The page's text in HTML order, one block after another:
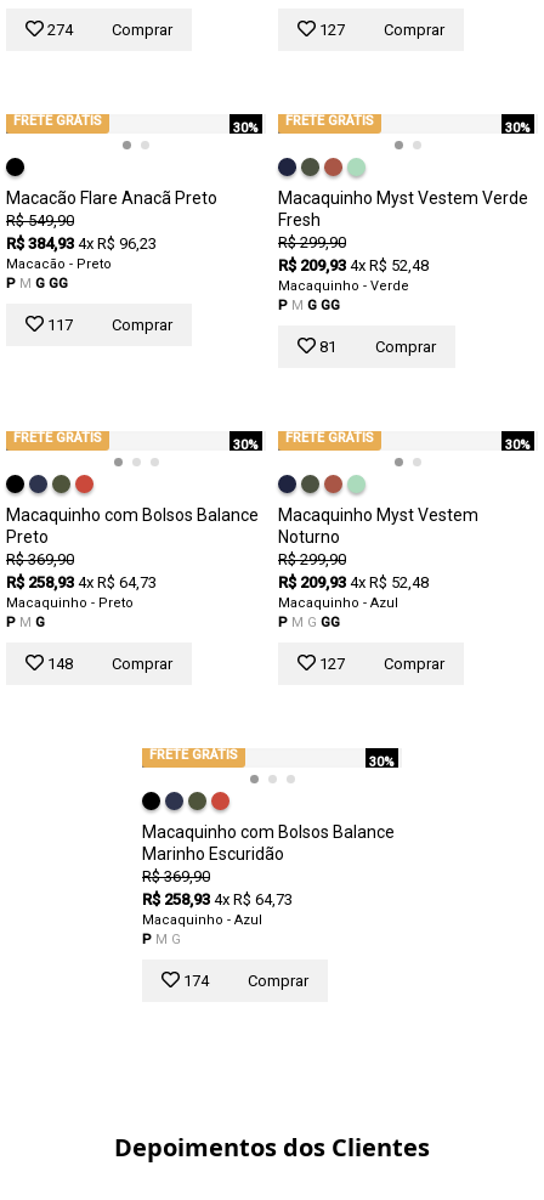
274 Comprar 127 Comprar
30%
FRETE GRÁTIS
Macacão Flare Anacã Preto
R$ 549,90
R$ 384,93 4x R$ 96,23
Macacão - Preto
P M G GG
117 Comprar
30%
FRETE GRÁTIS
Macaquinho Myst Vestem Verde
Fresh
R$ 299,90
R$ 209,93 4x R$ 52,48
Macaquinho - Verde
P M G GG
81 Comprar
30%
FRETE GRÁTIS
Macaquinho com Bolsos Balance
Preto
R$ 369,90
R$ 258,93 4x R$ 64,73
Macaquinho - Preto
P M G
148 Comprar
30%
FRETE GRÁTIS
Macaquinho Myst Vestem
Noturno
R$ 299,90
R$ 209,93 4x R$ 52,48
Macaquinho - Azul
P M G GG
127 Comprar
30%
FRETE GRÁTIS
Macaquinho com Bolsos Balance
Marinho Escuridão
R$ 369,90
R$ 258,93 4x R$ 64,73
Macaquinho - Azul
P M G
174 Comprar
Depoimentos dos Clientes